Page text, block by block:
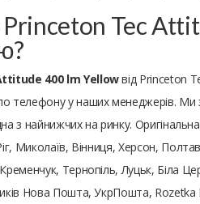
Tec
400 lm Yellowвід Princeton
телефону у наших менеджерів. Ми
з найнижчих на ринку.
Миколаїв, Вінниця, Херсон,
Тернопіль, Луцьк, Біла
Нова Пошта, УкрПошта,